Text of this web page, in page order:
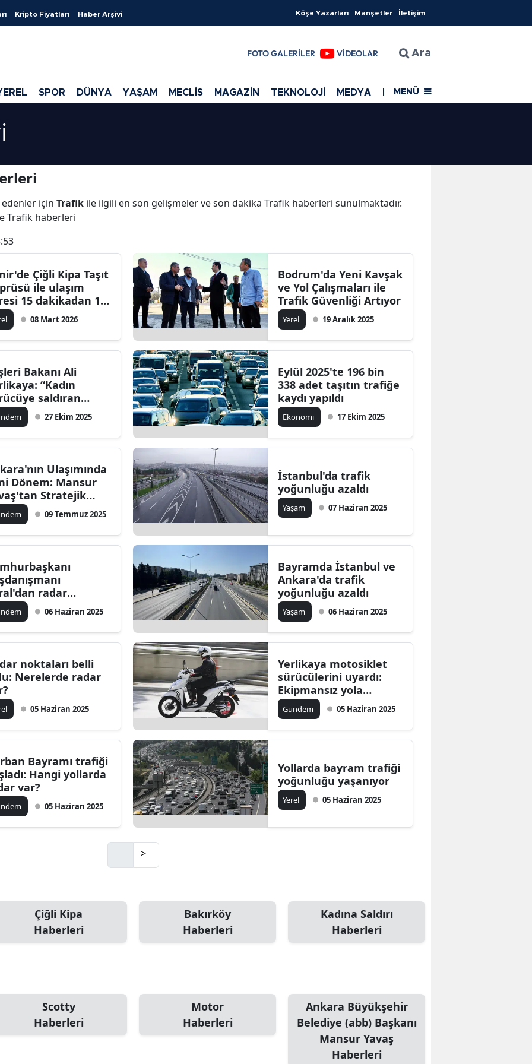
Kripto Fiyatları Haber Arşivi Köşe Yazarları Manşetler İletişim
FOTO GALERİLER VİDEOLAR Ara
SPOR DÜNYA YAŞAM MECLİS MAGAZİN TEKNOLOJİ MEDYA EĞİTİM SAĞLIK
MENÜ
için Trafik ile ilgili en son gelişmeler ve son dakika Trafik haberleri sunulmaktadır.
Trafik haberleri
Çiğli Kipa Taşıt
ile ulaşım
15 dakikadan 1
düşecek
08 Mart 2026
Bodrum'da Yeni Kavşak
ve Yol Çalışmaları ile
Trafik Güvenliği Artıyor
Yerel 19 Aralık 2025
Bakanı Ali
“Kadın
saldıran
zorbası27 Ekim 2025
Eylül 2025'te 196 bin
338 adet taşıtın trafiğe
kaydı yapıldı
Ekonomi 17 Ekim 2025
Ulaşımında
Dönem: Mansur
Stratejik
09 Temmuz 2025
İstanbul'da trafik
yoğunluğu azaldı
Yaşam 07 Haziran 2025
radar
tepki
06 Haziran 2025
Bayramda İstanbul ve
Ankara'da trafik
yoğunluğu azaldı
Yaşam 06 Haziran 2025
noktaları belli
Nerelerde radar
05 Haziran 2025
Yerlikaya motosiklet
sürücülerini uyardı:
Ekipmansız yola
çıkmayın
Gündem 05 Haziran 2025
Bayramı trafiği
Hangi yollarda
var?
05 Haziran 2025
Yollarda bayram trafiği
yoğunluğu yaşanıyor
Yerel 05 Haziran 2025
>
Çiğli Kipa
Haberleri
Bakırköy
Haberleri
Kadına Saldırı
Haberleri
Scotty
Haberleri
Motor
Haberleri
Ankara Büyükşehir
Belediye (abb) Başkanı
Mansur Yavaş
Haberleri